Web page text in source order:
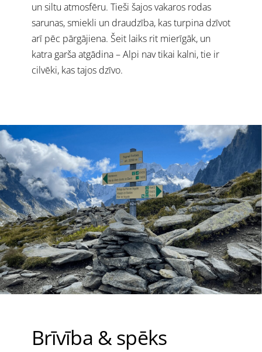
un siltu atmosfēru. Tieši šajos vakaros rodas
sarunas, smiekli un draudzība, kas turpina dzīvot
arī pēc pārgājiena. Šeit laiks rit mierīgāk, un
katra garša atgādina – Alpi nav tikai kalni, tie ir
cilvēki, kas tajos dzīvo.
Brīvība & spēks